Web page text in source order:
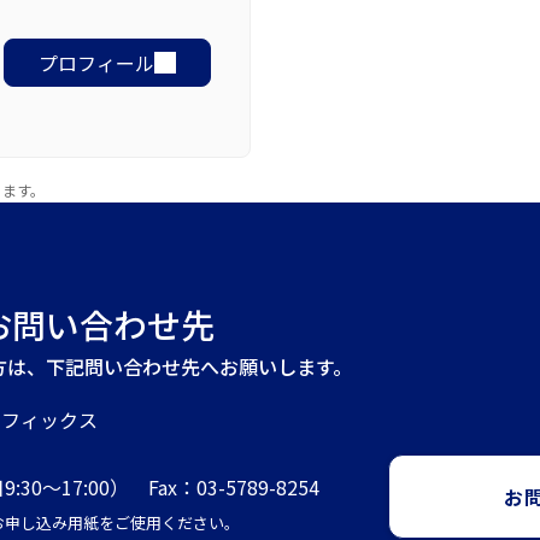
プロフィール
す。
い合わせ先
、下記問い合わせ先へお願いします。
ィックス
～17:00） Fax：03-5789-8254
し込み用紙をご使用ください。
お